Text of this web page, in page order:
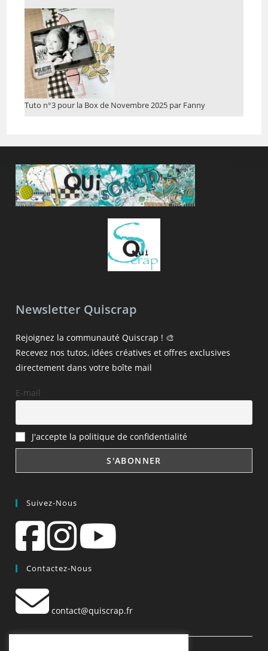
Tuto n°3 pour la Box de Novembre 2025 par Fanny
Newsletter Quiscrap
Rejoignez la communauté Quiscrap ! 🎨
Recevez nos tutos, idées créatives et offres exclusives
directement dans votre boîte mail
E-mail
J'accepte la politique de confidentialité
Suivez-Nous
Contactez-Nous
contact@quiscrap.fr